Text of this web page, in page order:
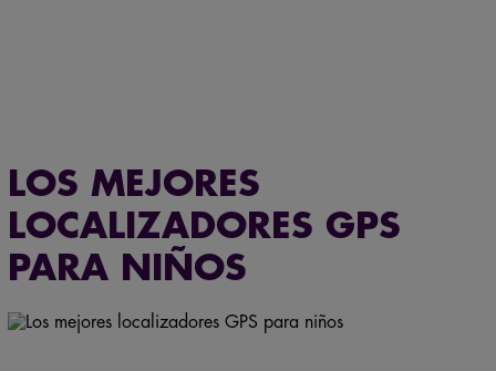
LOS MEJORES
LOCALIZADORES GPS
PARA NIÑOS